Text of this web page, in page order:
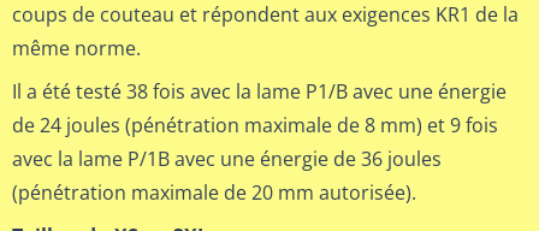
coups de couteau et répondent aux exigences KR1 de la
même norme.
Il a été testé 38 fois avec la lame P1/B avec une énergie
de 24 joules (pénétration maximale de 8 mm) et 9 fois
avec la lame P/1B avec une énergie de 36 joules
(pénétration maximale de 20 mm autorisée).